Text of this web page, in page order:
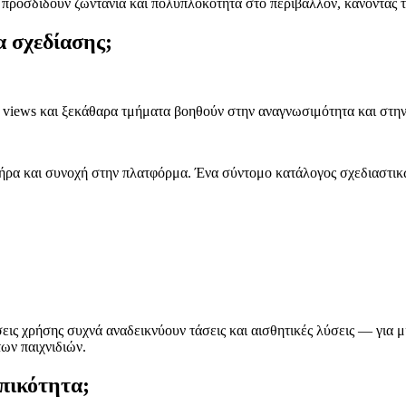
ζωντάνια και πολυπλοκότητα στο περιβάλλον, κάνοντας
σχεδίασης;
και ξεκάθαρα τμήματα βοηθούν στην αναγνωσιμότητα και
και συνοχή στην πλατφόρμα. Ένα σύντομο κατάλογος
χρήσης συχνά αναδεικνύουν τάσεις και αισθητικές λύσεις — για
παιχνιδιών.